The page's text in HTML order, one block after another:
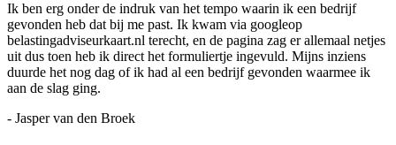
Ik ben erg onder de indruk van het tempo waarin ik een bedrijf
gevonden heb dat bij me past. Ik kwam via googleop
belastingadviseurkaart.nl terecht, en de pagina zag er allemaal netjes
uit dus toen heb ik direct het formuliertje ingevuld. Mijns inziens
duurde het nog dag of ik had al een bedrijf gevonden waarmee ik
aan de slag ging.
- Jasper van den Broek